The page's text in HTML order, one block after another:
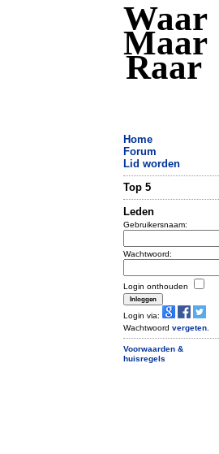
Waar
Maar
Raar
Home
Forum
Lid worden
Top 5
Leden
Gebruikersnaam:
Wachtwoord:
Login onthouden
Login via:
Wachtwoord vergeten
Voorwaarden &
huisregels